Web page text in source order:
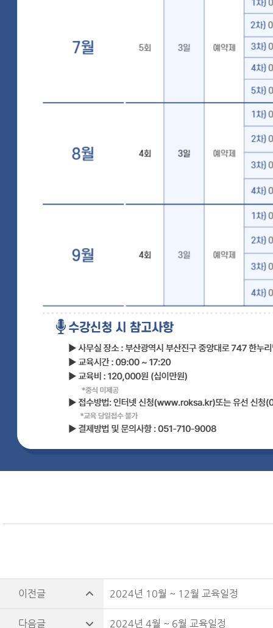
2024년 10월 ~ 12월 교육일정
2024년 4월 ~ 6월 교육일정